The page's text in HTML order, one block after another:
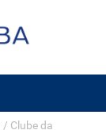
/ Clube da